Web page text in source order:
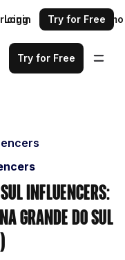
Request a demo
Login Try for Free
Try for Free
Sul Influencers:
Grande Do Sul